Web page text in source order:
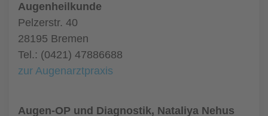
Augenheilkunde
Pelzerstr. 40
28195 Bremen
Tel.: (0421) 47886688
zur Augenarztpraxis
Augen-OP und Diagnostik, Nataliya Nehus